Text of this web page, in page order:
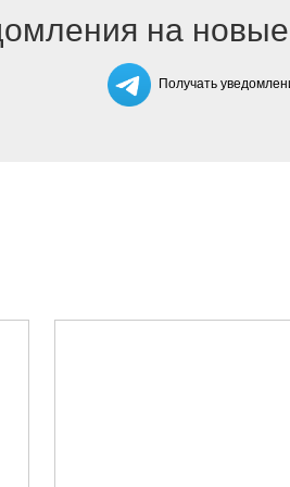
на
Получать